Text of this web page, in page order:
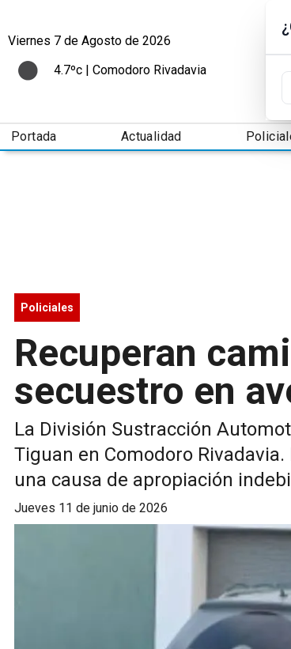
Viernes 7 de Agosto de 2026
4.7ºc | Comodoro Rivadavia
Portada Actualidad
Policiales
Recuperan
secuestro en
La División Sustracción
Tiguan en Comodoro
una causa de apropiación
jueves 11 de junio de 2026